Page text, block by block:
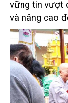
vững tin vượt
và nâng cao